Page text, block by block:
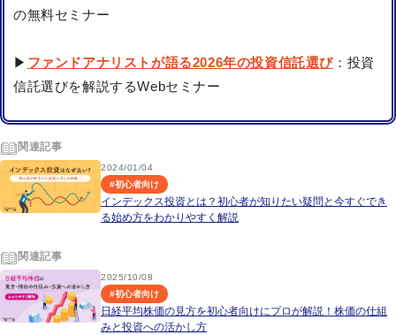
の無料セミナー
▶ ファンドアナリストが語る2026年の投資信託選び ：投資
信託選びを解説するWebセミナー
関連記事
2024/01/04
#初心者向け
インデックス投資とは？初心者が知りたい疑問と今すぐでき
る始め方をわかりやすく解説
関連記事
2025/10/08
#初心者向け
日経平均株価の見方を初心者向けにプロが解説！株価の仕組
みと投資への活かし方